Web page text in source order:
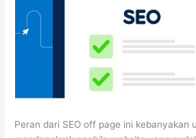
Peran dari SEO off page ini kebanyakan